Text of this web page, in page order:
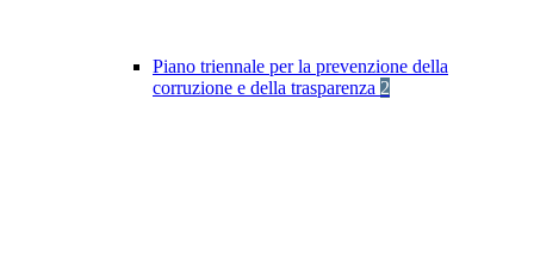
Piano triennale per la prevenzione della
corruzione e della trasparenza 2